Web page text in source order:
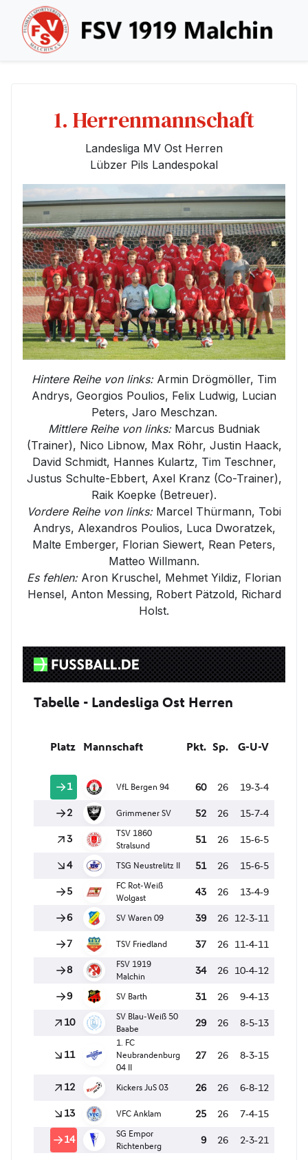
1. Herrenmannschaft
Landesliga MV Ost Herren
Lübzer Pils Landespokal
Hintere Reihe von links:Armin Drögmöller, Tim
Andrys, Georgios Poulios, Felix Ludwig, Lucian
Peters, Jaro Meschzan.
Mittlere Reihe von links:Marcus Budniak
(Trainer), Nico Libnow, Max Röhr, Justin Haack,
David Schmidt, Hannes Kulartz, Tim Teschner,
Justus Schulte-Ebbert, Axel Kranz (Co-Trainer),
Raik Koepke (Betreuer).
Vordere Reihe von links:Marcel Thürmann, Tobi
Andrys, Alexandros Poulios, Luca Dworatzek,
Malte Emberger, Florian Siewert, Rean Peters,
Matteo Willmann.
Es fehlen:Aron Kruschel, Mehmet Yildiz, Florian
Hensel, Anton Messing, Robert Pätzold, Richard
Holst.